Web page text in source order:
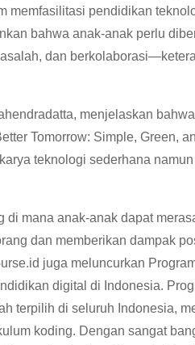
memfasilitasi pendidikan
bahwa anak-anak perlu
dan
menjelaskan
Tomorrow: Simple, Green,
teknologi sederhana
di mana anak-anak dapat
dan memberikan dampak
juga meluncurkan
digital di Indonesia.
terpilih di seluruh Indonesia,
koding. Dengan sangat